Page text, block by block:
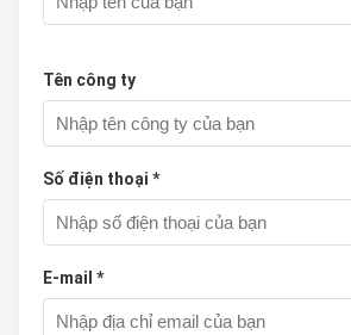
Tên công ty
Số điện thoại *
E-mail *